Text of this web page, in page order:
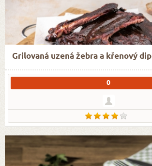
Grilovaná uzená žebra a křenový dip
0